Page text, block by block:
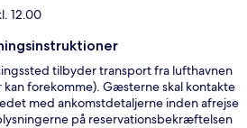
12.00
tilbyder transport fra lufthavnen
forekomme). Gæsterne skal kontakte
med ankomstdetaljerne inden afrejse
på reservationsbekræftelsen